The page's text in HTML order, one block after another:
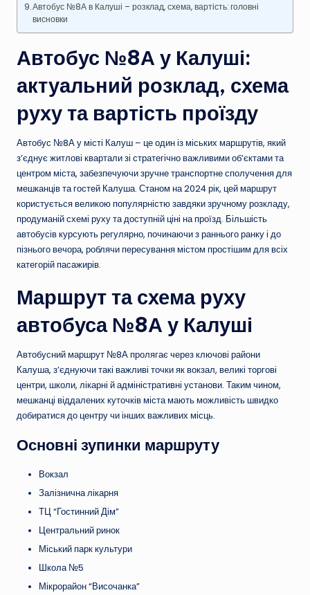
Автобус №8А в Калуші – розклад, схема, вартість: головні
висновки
Автобус №8А у Калуші:
актуальний розклад, схема
руху та вартість проїзду
Автобус №8А у місті Калуш – це один із міських маршрутів, який
з’єднує житлові квартали зі стратегічно важливими об’єктами та
центром міста, забезпечуючи зручне транспортне сполучення для
мешканців та гостей Калуша. Станом на 2024 рік, цей маршрут
користується великою популярністю завдяки зручному розкладу,
продуманій схемі руху та доступній ціні на проїзд. Більшість
автобусів курсують регулярно, починаючи з раннього ранку і до
пізнього вечора, роблячи пересування містом простішим для всіх
категорій пасажирів.
Маршрут та схема руху
автобуса №8А у Калуші
Автобусний маршрут №8А пролягає через ключові райони
Калуша, з’єднуючи такі важливі точки як вокзал, великі торгові
центри, школи, лікарні й адміністративні установи. Таким чином,
мешканці віддалених куточків міста мають можливість швидко
добиратися до центру чи інших важливих місць.
Основні зупинки маршруту
Вокзал
Залізнична лікарня
ТЦ “Гостинний Дім”
Центральний ринок
Міський парк культури
Школа №5
Мікрорайон “Височанка”